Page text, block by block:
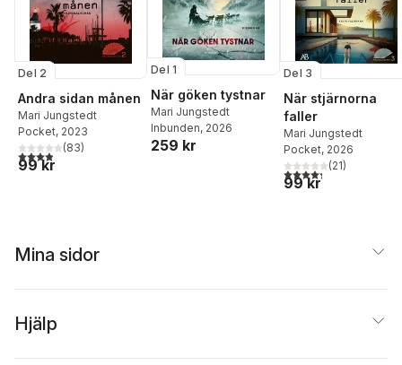
Del 2
Andra sidan månen
Mari Jungstedt
Pocket, 2023
3,9utav 5 stjärnor. Totalt antal röster:
(83)
99 kr
Del 1
När göken tystnar
Mari Jungstedt
Inbunden, 2026
259 kr
Del 3
När stjärnorna
faller
Mari Jungstedt
Pocket, 2026
4,3utav 5 stjärnor.
(21)
99 kr
Mina sidor
Hjälp